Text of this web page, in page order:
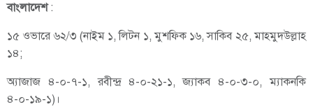
বাংলাদেশ:
১৫ ওভারে ৬২/৩ (নাইম ১, লিটন ১, মুশফিক ১৬, সাকিব ২৫, মাহমুদউল্লাহ
১৪;
অ্যাজাজ ৪-০-৭-১, রবীন্দ্র ৪-০-২১-১, জ্যাকব ৪-০-৩-০, ম্যাকনকি
৪-০-১৯-১)।